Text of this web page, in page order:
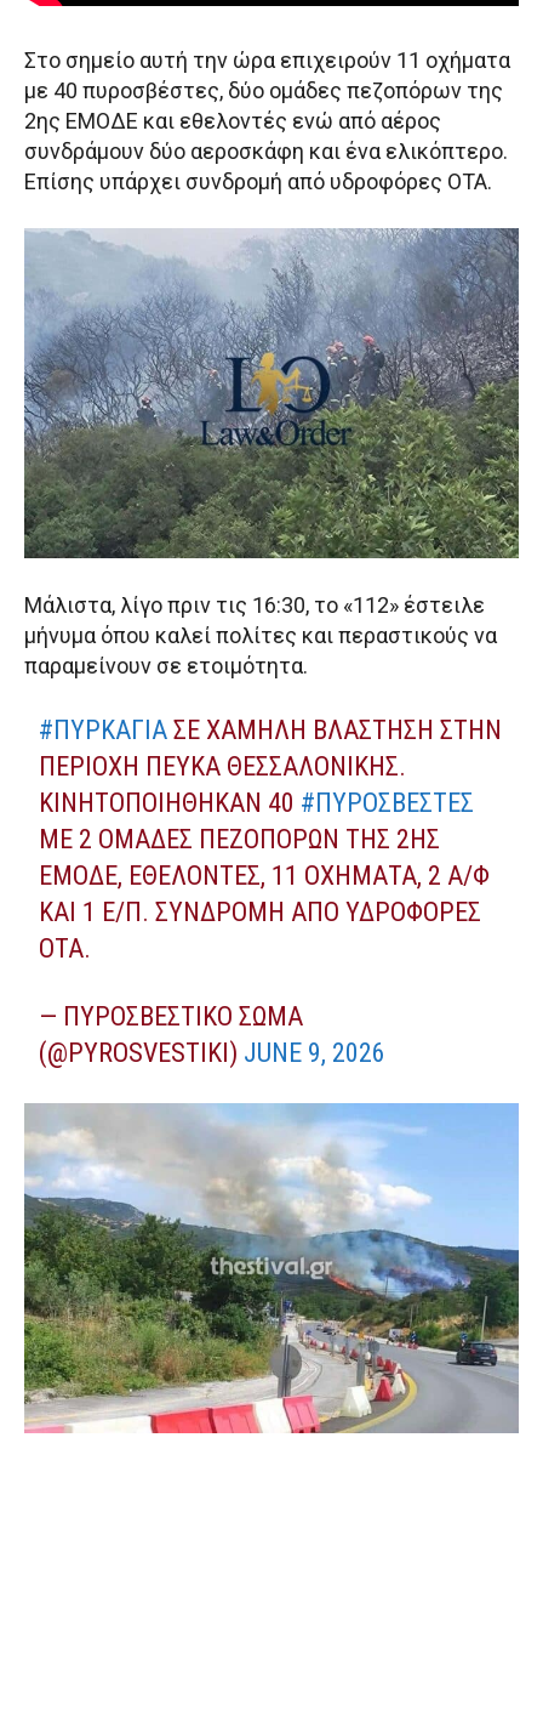
Στο σημείο αυτή την ώρα επιχειρούν 11 οχήματα
με 40 πυροσβέστες, δύο ομάδες πεζοπόρων της
2ης ΕΜΟΔΕ και εθελοντές ενώ από αέρος
συνδράμουν δύο αεροσκάφη και ένα ελικόπτερο.
Επίσης υπάρχει συνδρομή από υδροφόρες ΟΤΑ.
Μάλιστα, λίγο πριν τις 16:30, το «112» έστειλε
μήνυμα όπου καλεί πολίτες και περαστικούς να
παραμείνουν σε ετοιμότητα.
#ΠΥΡΚΑΓΙΆ ΣΕ ΧΑΜΗΛΉ ΒΛΆΣΤΗΣΗ ΣΤΗΝ
ΠΕΡΙΟΧΉ ΠΕΎΚΑ ΘΕΣΣΑΛΟΝΊΚΗΣ.
ΚΙΝΗΤΟΠΟΙΉΘΗΚΑΝ 40 #ΠΥΡΟΣΒΈΣΤΕΣ
ΜΕ 2 ΟΜΆΔΕΣ ΠΕΖΟΠΌΡΩΝ ΤΗΣ 2ΗΣ
ΕΜΟΔΕ, ΕΘΕΛΟΝΤΈΣ, 11 ΟΧΉΜΑΤΑ, 2 Α/Φ
ΚΑΙ 1 Ε/Π. ΣΥΝΔΡΟΜΉ ΑΠΌ ΥΔΡΟΦΌΡΕΣ
ΟΤΑ.
— ΠΥΡΟΣΒΕΣΤΙΚΌ ΣΏΜΑ
(@PYROSVESTIKI) JUNE 9, 2026